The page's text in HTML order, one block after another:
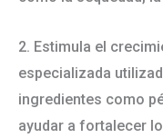
2. Estimula el
especializada
ingredientes como
ayudar a fortalecer